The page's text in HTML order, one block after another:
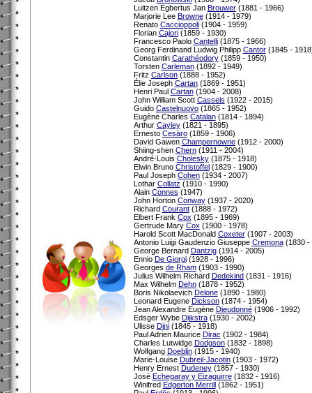
Luitzen Egbertus Jan Brouwer(1881 - 1966)
Marjorie Lee Browne(1914 - 1979)
Renato Caccioppoli(1904 - 1959)
Florian Cajori(1859 - 1930)
Francesco Paolo Cantelli(1875 - 1966)
Georg Ferdinand Ludwig Philipp Cantor(1845 -
Constantin Carathéodory(1859 - 1950)
Torsten Carleman(1892 - 1949)
Fritz Carlson(1888 - 1952)
Élie Joseph Cartan(1869 - 1951)
Henri Paul Cartan(1904 - 2008)
John William Scott Cassels (1922 - 2015)
Guido Castelnuovo(1865 - 1952)
Eugène Charles Catalan(1814 - 1894)
Arthur Cayley(1821 - 1895)
Ernesto Cesàro(1859 - 1906)
David Gawen Champernowne(1912 - 2000)
Shiing-shen Chern(1911 - 2004)
André-Louis Cholesky(1875 - 1918)
Elwin Bruno Christoffel(1829 - 1900)
Paul Joseph Cohen(1934 - 2007)
Lothar Collatz (1910 - 1990)
Alain Connes (1947)
John Horton Conway(1937 - 2020)
Richard Courant(1888 - 1972)
Elbert Frank Cox (1895 - 1969)
Gertrude Mary Cox (1900 - 1978)
Harold Scott MacDonald Coxeter(1907 - 2003)
Antonio Luigi Gaudenzio Giuseppe Cremona(1830 -
George Bernard Dantzig(1914 - 2005)
Ennio De Giorgi(1928 - 1996)
Georges de Rham(1903 - 1990)
Julius Wilhelm Richard Dedekind(1831 - 1916)
Max Wilhelm Dehn(1878 - 1952)
Boris Nikolaevich Delone(1890 - 1980)
Leonard Eugene Dickson(1874 - 1954)
Jean Alexandre Eugène Dieudonné(1906 - 1992)
Edsger Wybe Dijkstra(1930 - 2002)
Ulisse Dini(1845 - 1918)
Paul Adrien Maurice Dirac (1902 - 1984)
Charles Lutwidge Dodgson(1832 - 1898)
Wolfgang Doeblin(1915 - 1940)
Marie-Louise Dubreil-Jacotin(1903 - 1972)
Henry Ernest Dudeney(1857 - 1930)
José Echegaray y Eizaguirre(1832 - 1916)
Winifred Edgerton Merrill(1862 - 1951)